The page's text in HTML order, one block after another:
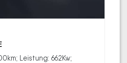
Leistung: 662Kw;